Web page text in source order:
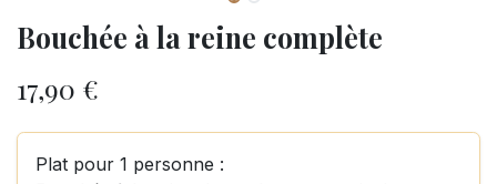
Bouchée à la reine complète
17,90 €
Plat pour 1 personne :